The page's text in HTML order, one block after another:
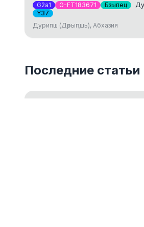
G2a1 G-FT183671 Бзыпец
Y37
Дурипш (Дәрыԥшь), Абхазия
Последние статьи